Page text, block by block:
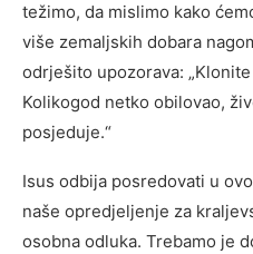
težimo, da mislimo kako
više zemaljskih dobara
odrješito upozorava:
Kolikogod netko obilovao,
posjeduje.“
Isus odbija posredovati u
naše opredjeljenje za
osobna odluka. Trebamo je